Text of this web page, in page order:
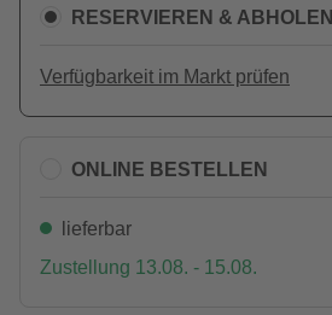
RESERVIEREN & ABHOLEN
Verfügbarkeit im Markt prüfen
ONLINE BESTELLEN
lieferbar
Zustellung 13.08. - 15.08.